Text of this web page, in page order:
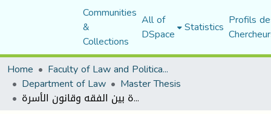
Communities
&
Collections
All of
DSpace Statistics Profils
Home
Faculty of Law and Political Science
Department of Law Master Thesis
العدة بين الفقه وقانون الأسرة